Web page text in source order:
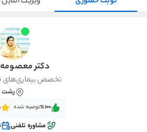
دکتر
تخصص بیماری‌های
رشت
٪100‌‌‌توصیه شده
مشاوره تلفنی